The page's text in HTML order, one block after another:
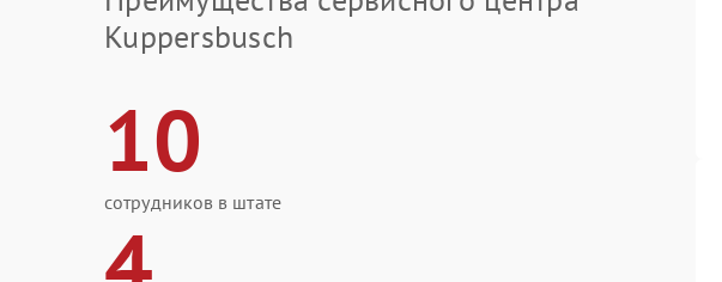
Kuppersbusch
10
сотрудников в штате